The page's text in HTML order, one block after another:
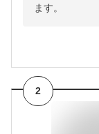
ます。
2